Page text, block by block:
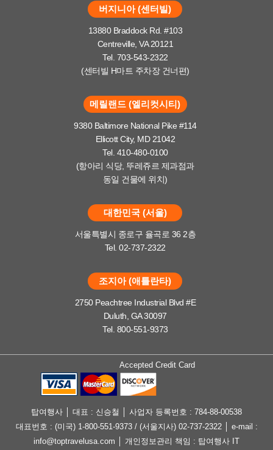
버지니아 (센터빌)
13880 Braddock Rd. #103
Centreville, VA 20121
Tel. 703-543-2322
(센터빌 H마트 주차장 건너편)
메릴랜드 (엘리컷시티)
9380 Baltimore National Pike #114
Ellicott City, MD 21042
Tel. 410-480-0100
(항아리 식당, 뚜레쥬르 제과점과
동일 건물에 위치)
대한민국 (서울)
서울특별시 종로구 율곡로 36 2층
Tel. 02-737-2322
조지아 (애틀란타)
2750 Peachtree Industrial Blvd #E
Duluth, GA 30097
Tel. 800-551-9373
Accepted Credit Card
탑여행사 │ 대표 : 신승철 │ 사업자 등록번호 : 784-88-00538
대표번호 : (미국) 1-800-551-9373 / (서울지사) 02-737-2322 │ e-mail :
info@toptravelusa.com │ 개인정보관리 책임 : 탑여행사 IT